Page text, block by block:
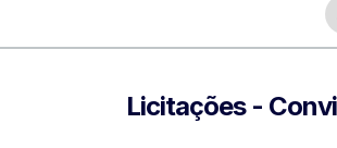
Licitações -